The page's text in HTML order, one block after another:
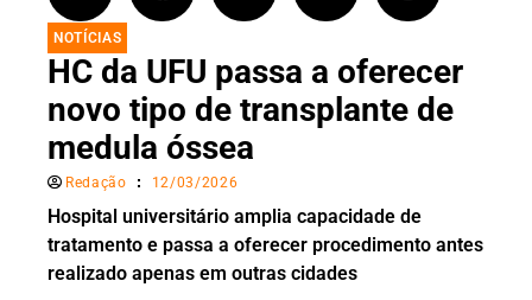
NOTÍCIAS
HC da UFU passa a oferecer
novo tipo de transplante de
medula óssea
Redação 12/03/2026
Hospital universitário amplia capacidade de
tratamento e passa a oferecer procedimento antes
realizado apenas em outras cidades